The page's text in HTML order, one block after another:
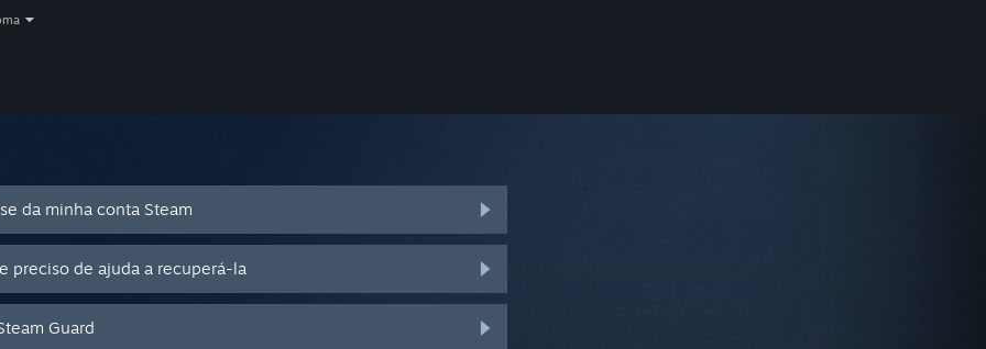
da minha conta Steam
preciso de ajuda a recuperá-la
Guard